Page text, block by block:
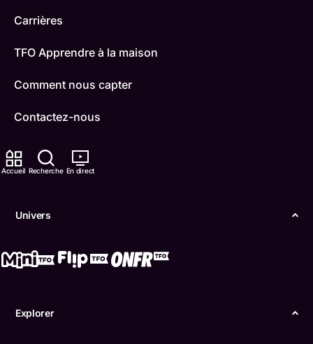
Accueil Recherche En direct
Univers
Explorer
Carrières
TFO Apprendre à la maison
Comment nous capter
Contactez-nous
ONFR
Boukili
Confidentialité